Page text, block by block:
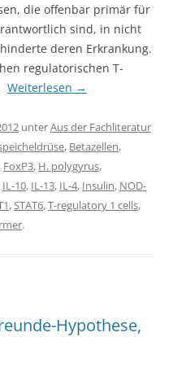
die offenbar primär für
sind, in nicht
deren Erkrankung.
regulatorischen T-
Weiterlesen →
unterAus der Fachliteratur
, Betazellen,
, FoxP3, H. polygyrus,
IL-10, IL-13, IL-4, Insulin, NOD-
,STAT6,T-regulatory 1 cells,
.
Hypothese,